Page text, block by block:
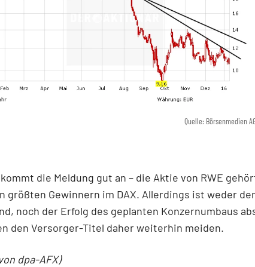
Quelle: Börsenmedien
die Meldung gut an – die Aktie von RWE
größten Gewinnern im DAX. Allerdings ist weder der
noch der Erfolg des geplanten Konzernumbaus
den Versorger-Titel daher weiterhin meiden.
dpa-AFX)